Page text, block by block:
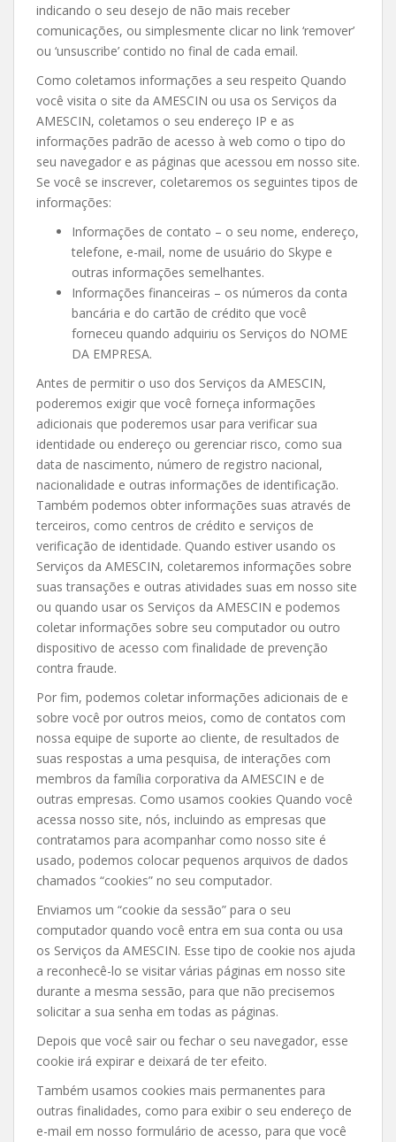
indicando o seu desejo de não mais receber
comunicações, ou simplesmente clicar no link ‘remover’
ou ‘unsuscribe’ contido no final de cada email.
Como coletamos informações a seu respeito Quando
você visita o site da AMESCIN ou usa os Serviços da
AMESCIN, coletamos o seu endereço IP e as
informações padrão de acesso à web como o tipo do
seu navegador e as páginas que acessou em nosso site.
Se você se inscrever, coletaremos os seguintes tipos de
informações:
Informações de contato – o seu nome, endereço,
telefone, e-mail, nome de usuário do Skype e
outras informações semelhantes.
Informações financeiras – os números da conta
bancária e do cartão de crédito que você
forneceu quando adquiriu os Serviços do NOME
DA EMPRESA.
Antes de permitir o uso dos Serviços da AMESCIN,
poderemos exigir que você forneça informações
adicionais que poderemos usar para verificar sua
identidade ou endereço ou gerenciar risco, como sua
data de nascimento, número de registro nacional,
nacionalidade e outras informações de identificação.
Também podemos obter informações suas através de
terceiros, como centros de crédito e serviços de
verificação de identidade. Quando estiver usando os
Serviços da AMESCIN, coletaremos informações sobre
suas transações e outras atividades suas em nosso site
ou quando usar os Serviços da AMESCIN e podemos
coletar informações sobre seu computador ou outro
dispositivo de acesso com finalidade de prevenção
contra fraude.
Por fim, podemos coletar informações adicionais de e
sobre você por outros meios, como de contatos com
nossa equipe de suporte ao cliente, de resultados de
suas respostas a uma pesquisa, de interações com
membros da família corporativa da AMESCIN e de
outras empresas. Como usamos cookies Quando você
acessa nosso site, nós, incluindo as empresas que
contratamos para acompanhar como nosso site é
usado, podemos colocar pequenos arquivos de dados
chamados “cookies” no seu computador.
Enviamos um “cookie da sessão” para o seu
computador quando você entra em sua conta ou usa
os Serviços da AMESCIN. Esse tipo de cookie nos ajuda
a reconhecê-lo se visitar várias páginas em nosso site
durante a mesma sessão, para que não precisemos
solicitar a sua senha em todas as páginas.
Depois que você sair ou fechar o seu navegador, esse
cookie irá expirar e deixará de ter efeito.
Também usamos cookies mais permanentes para
outras finalidades, como para exibir o seu endereço de
e-mail em nosso formulário de acesso, para que você